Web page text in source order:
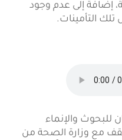
إضافة إلى عدم وجود
التأمينات.
للبحوث والإنماء
مع وزارة الصحة من